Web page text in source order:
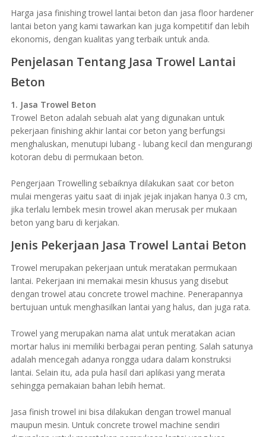
Harga jasa finishing trowel lantai beton dan jasa floor hardener
lantai beton yang kami tawarkan kan juga kompetitif dan lebih
ekonomis, dengan kualitas yang terbaik untuk anda.
Penjelasan Tentang Jasa Trowel Lantai
Beton
1. Jasa Trowel Beton
Trowel Beton adalah sebuah alat yang digunakan untuk
pekerjaan finishing akhir lantai cor beton yang berfungsi
menghaluskan, menutupi lubang - lubang kecil dan mengurangi
kotoran debu di permukaan beton.
Pengerjaan Trowelling sebaiknya dilakukan saat cor beton
mulai mengeras yaitu saat di injak jejak injakan hanya 0.3 cm,
jika terlalu lembek mesin trowel akan merusak per mukaan
beton yang baru di kerjakan.
Jenis Pekerjaan Jasa Trowel Lantai Beton
Trowel merupakan pekerjaan untuk meratakan permukaan
lantai. Pekerjaan ini memakai mesin khusus yang disebut
dengan trowel atau concrete trowel machine. Penerapannya
bertujuan untuk menghasilkan lantai yang halus, dan juga rata.
Trowel yang merupakan nama alat untuk meratakan acian
mortar halus ini memiliki berbagai peran penting. Salah satunya
adalah mencegah adanya rongga udara dalam konstruksi
lantai. Selain itu, ada pula hasil dari aplikasi yang merata
sehingga pemakaian bahan lebih hemat.
Jasa finish trowel ini bisa dilakukan dengan trowel manual
maupun mesin. Untuk concrete trowel machine sendiri